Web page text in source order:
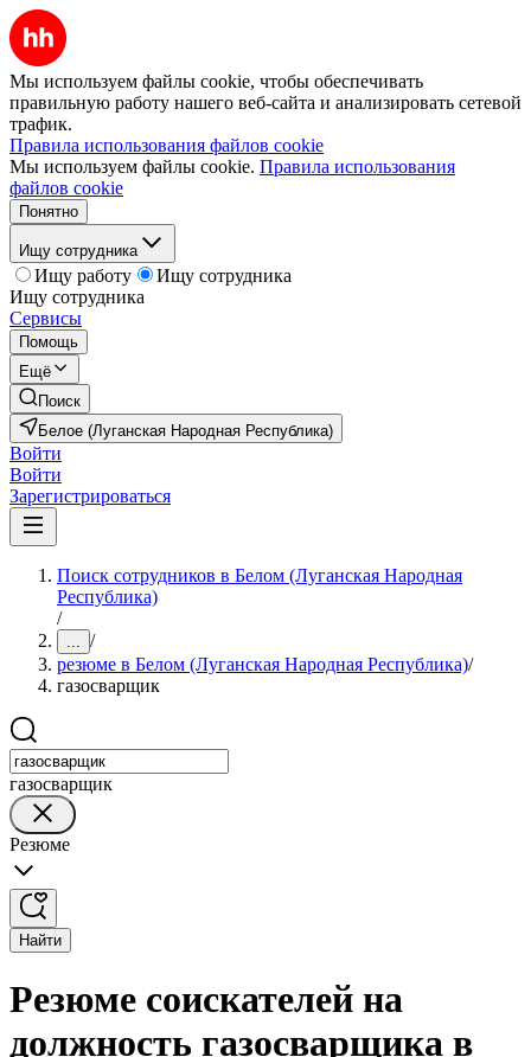
Мы используем файлы cookie, чтобы обеспечивать
правильную работу нашего веб-сайта и анализировать сетевой
трафик.
Правила использования файлов cookie
Мы используем файлы cookie. Правила использования
файлов cookie
Понятно
Ищу сотрудника
Ищу работу
Ищу сотрудника
Ищу сотрудника
Сервисы
Помощь
Ещё
Поиск
Белое (Луганская Народная Республика)
Войти
Войти
Зарегистрироваться
Поиск сотрудников в Белом (Луганская Народная
Республика)
/
... /
резюме в Белом (Луганская Народная Республика)/
газосварщик
газосварщик
Резюме
Найти
Резюме соискателей на
должность газосварщика в